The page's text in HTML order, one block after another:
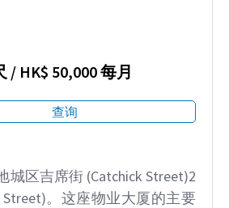
/ HK$ 50,000 每月
查询
城区吉席街 (Catchick Street)2
。这座物业大厦的主要